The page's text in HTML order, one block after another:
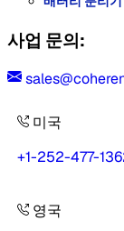
사업 문의:
미국
+1-252-477-
영국